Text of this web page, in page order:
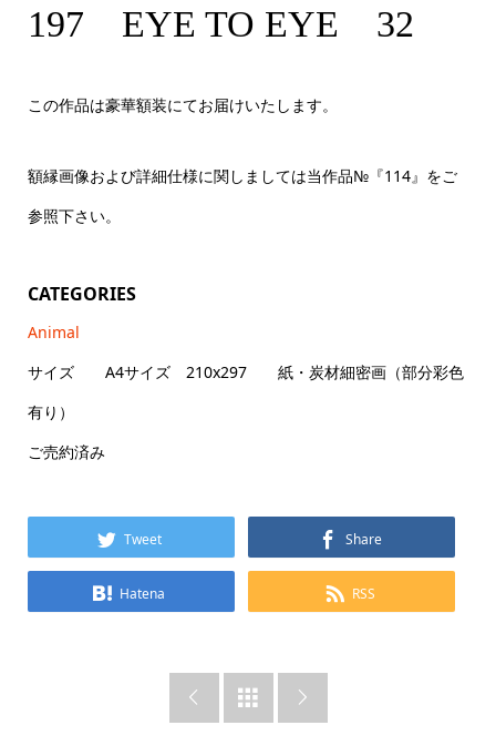
197 EYE TO EYE 32
A4サイズ
197 EYE TO EYE 32
この作品は豪華額装にてお届けいたします。
額縁画像および詳細仕様に関しましては当作品№『114』をご
参照下さい。
CATEGORIES
Animal
サイズ A4サイズ 210x297 紙・炭材細密画（部分彩色
有り）
ご売約済み
Tweet Share
Hatena RSS
  